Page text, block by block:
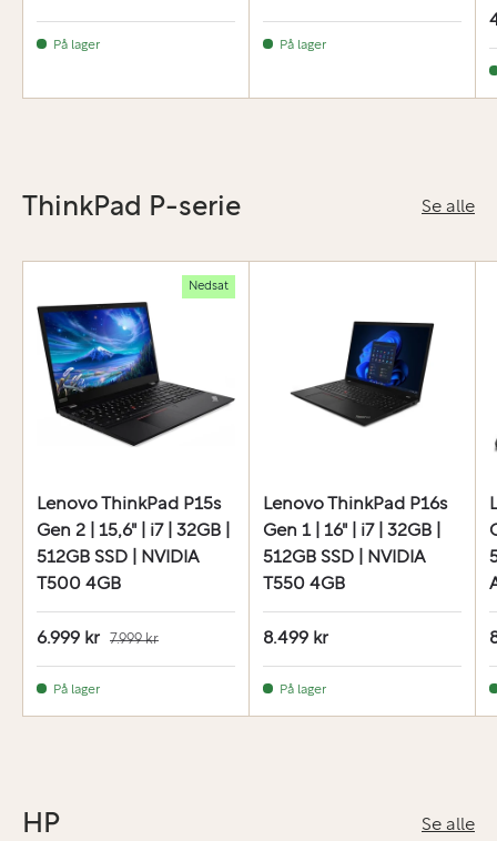
På lager På lager
ThinkPad P-serie Se alle
Nedsat
Lenovo ThinkPad P15s
Gen 2 | 15,6" | i7 | 32GB |
512GB SSD | NVIDIA
T500 4GB
6.999 kr 7.999 kr
På lager
Lenovo ThinkPad P16s
Gen 1 | 16" | i7 | 32GB |
512GB SSD | NVIDIA
T550 4GB
8.499 kr
På lager
HP Se alle